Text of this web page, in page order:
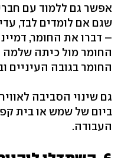
אפשר גם ללמוד עם
שגם אם לומדים לבד,
– דברו את החומר,
החומר מול כיתה
החומר בגובה העיניים
גם שינוי הסביבה
ביום של שמש או בית
העבודה.